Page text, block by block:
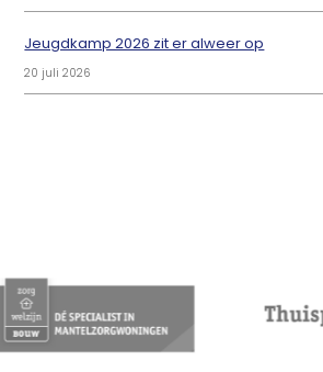
Jeugdkamp 2026 zit er alweer op
20 juli 2026